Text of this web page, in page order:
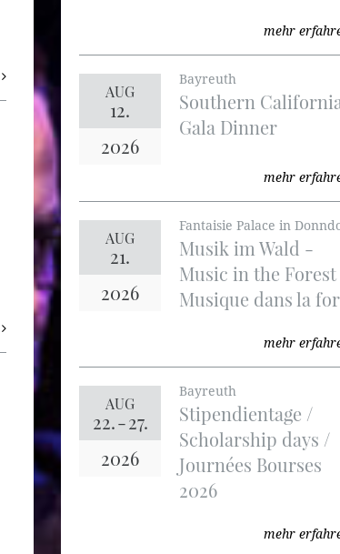
mehr
AUG
12.
2026
Bayreuth
Southern
Gala Dinner
mehr
AUG
21.
2026
Fantaisie Palace in
Musik im Wald -
Music in the
Musique dans la
mehr
AUG
22.-27.
2026
Bayreuth
Stipendientage /
Scholarship days /
Journées Bourses
2026
mehr